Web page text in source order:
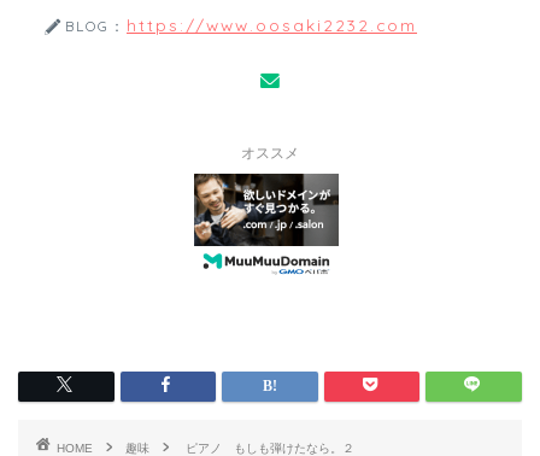
BLOG： https://www.oosaki2232.com
オススメ
HOME 趣味 ピアノ もしも弾けたなら。２